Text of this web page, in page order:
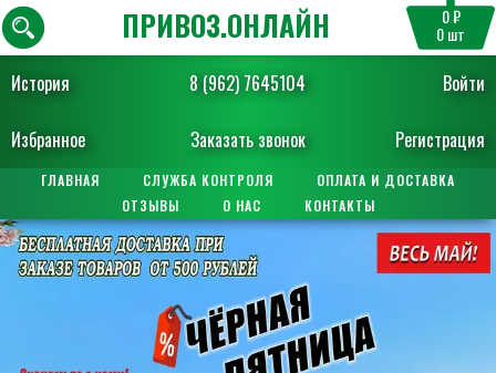
История 8 (962) 7645104 Войти
Избранное Заказать звонок Регистрация
ПРИВОЗ.ОНЛАЙН 0 ₽
0шт
ГЛАВНАЯ СЛУЖБА КОНТРОЛЯ
ОПЛАТА И ДОСТАВКА
ОТЗЫВЫ
О НАС КОНТАКТЫ